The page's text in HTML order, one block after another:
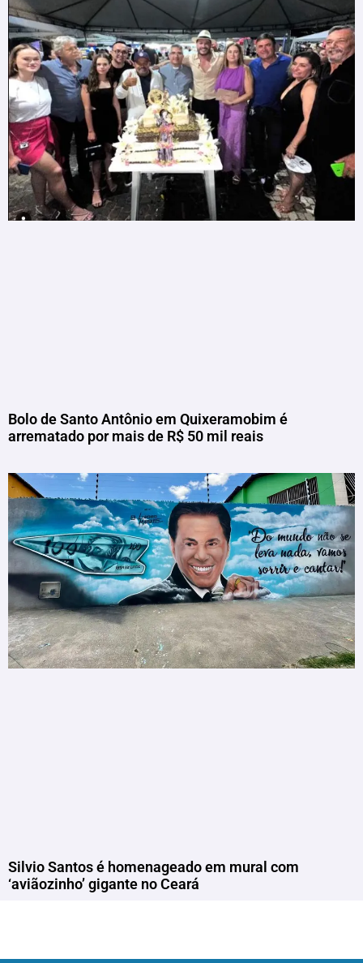
Bolo de Santo Antônio em Quixeramobim é
arrematado por mais de R$ 50 mil reais
Silvio Santos é homenageado em mural com
‘aviãozinho’ gigante no Ceará